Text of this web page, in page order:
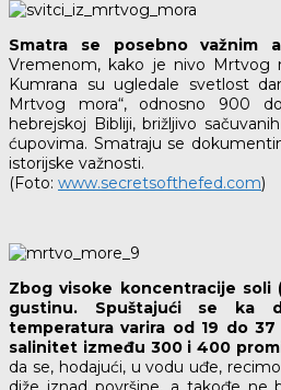
Smatra se posebno važnim
Vremenom, kako je nivo Mrtvog
Kumrana su ugledale svetlost
Mrtvog mora“, odnosno 900
hebrejskoj Bibliji, brižljivo
ćupovima. Smatraju se
istorijske važnosti.
(Foto: www.secretsofthefed.com)
Zbog visoke koncentracije soli
gustinu. Spuštajući se ka
temperatura varira od 19 do
salinitet između 300 i 400
da se, hodajući, u vodu uđe,